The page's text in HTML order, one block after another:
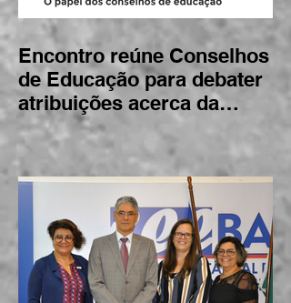
Encontro reúne Conselhos
de Educação para debater
atribuições acerca da
BNCC